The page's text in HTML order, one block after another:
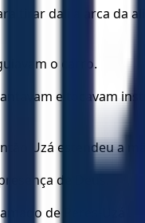
tirar dali a arca da
o carro.
e tocavam
Uzá estendeu a
de Deus.
de Peres-Uzá .